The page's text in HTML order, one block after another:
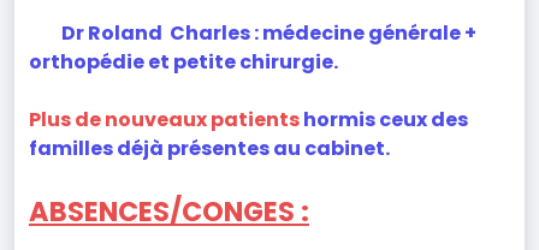
Dr Roland Charles : médecine générale +
orthopédie et petite chirurgie.
Plus de nouveauxpatientshormis ceux des
familles déjà présentes au cabinet.
ABSENCES/CONGES :